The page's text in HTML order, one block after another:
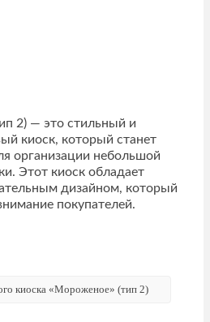
2) — это стильный и
киоск, который станет
организации небольшой
Этот киоск обладает
дизайном, который
покупателей.
киоска «Мороженое» (тип 2)